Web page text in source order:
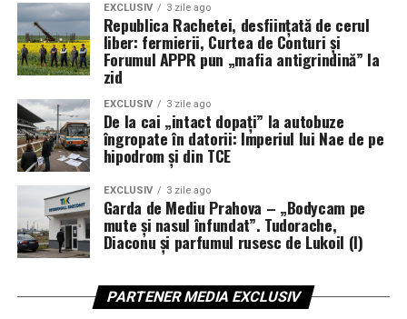
EXCLUSIV 3 zile ago
Republica Rachetei, desființată de cerul
liber: fermierii, Curtea de Conturi și
Forumul APPR pun „mafia antigrindină” la
zid
EXCLUSIV 3 zile ago
De la cai „intact dopați” la autobuze
îngropate în datorii: Imperiul lui Nae de pe
hipodrom și din TCE
EXCLUSIV 3 zile ago
Garda de Mediu Prahova – „Bodycam pe
mute și nasul înfundat”. Tudorache,
Diaconu și parfumul rusesc de Lukoil (I)
PARTENER MEDIA EXCLUSIV